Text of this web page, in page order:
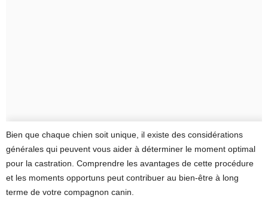
Bien que chaque chien soit unique, il existe des considérations
générales qui peuvent vous aider à déterminer le moment optimal
pour la castration. Comprendre les avantages de cette procédure
et les moments opportuns peut contribuer au bien-être à long
terme de votre compagnon canin.